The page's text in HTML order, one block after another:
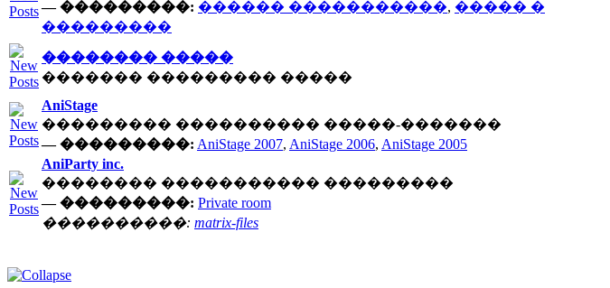
— ���������: ������ �����������, ����� �
���������
�������� �����
������� ��������� �����
AniStage
��������� ���������� �����-�������
— ���������: AniStage 2007, AniStage 2006, AniStage 2005
AniParty inc.
�������� ����������� ���������
— ���������: Private room
����������: matrix-files